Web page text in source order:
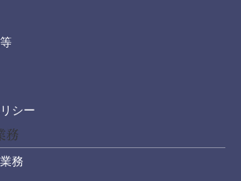
シー
務
務